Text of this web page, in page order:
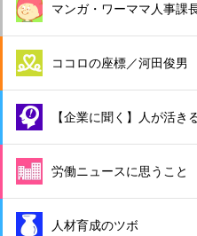
マンガ・ワーママ人事課
ココロの座標／河田俊男
【企業に聞く】人が活き
労働ニュースに思うこと
人材育成のツボ